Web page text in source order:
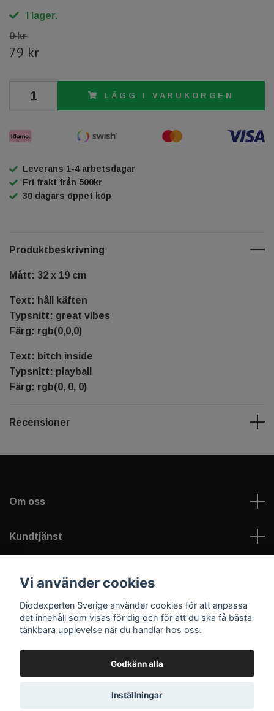
I lager.
0 kr
79 kr
LÄGG I VARUKORGEN
Leverans 1-4 arbetsdagar
Fri frakt från 500kr
30 dagars öppet köp
Produktbeskrivning
Mått: 32 x 19 cm
Text: håll käften
Typsnitt: great vibes
Färg: rgb(0,0,0)
Text: bitch inside
Typsnitt: playball
Färg: rgb(0, 0, 0)
Recensioner
Om oss
Kundtjänst
Sociala medier
© 2026 Diodexperten Sverige
Vi använder cookies
Diodexperten Sverige använder cookies för att anpassa
det innehåll som visas för dig och för att du ska få bästa
tänkbara upplevelse när du handlar hos oss.
Godkänn alla
Inställningar